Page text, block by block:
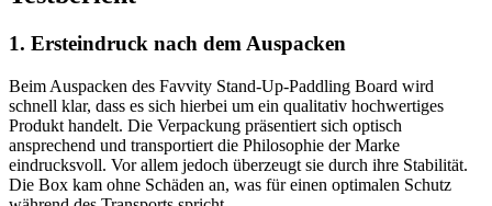
1. Ersteindruck nach dem Auspacken
Beim Auspacken des Favvity Stand-Up-Paddling Board wird
schnell klar, dass es sich hierbei um ein qualitativ hochwertiges
Produkt handelt. Die Verpackung präsentiert sich optisch
ansprechend und transportiert die Philosophie der Marke
eindrucksvoll. Vor allem jedoch überzeugt sie durch ihre Stabilität.
Die Box kam ohne Schäden an, was für einen optimalen Schutz